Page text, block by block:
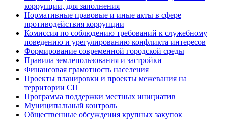
коррупции, для заполнения
Нормативные правовые и иные акты в сфере
противодействия коррупции
Комиссия по соблюдению требований к служебному
поведению и урегулированию конфликта интересов
Формирование современной городской среды
Правила землепользования и застройки
Финансовая грамотность населения
Проекты планировки и проекты межевания на
территории СП
Программа поддержки местных инициатив
Муниципальный контроль
Общественные обсуждения крупных закупок